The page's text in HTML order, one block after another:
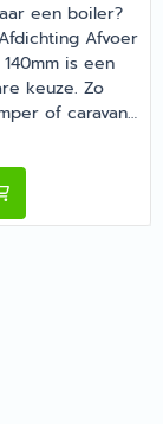
Zwart >2018
een boiler?
Afvoer
is een
keuze. Zo
of caravan
en
dit
online
Recreatie, jouw
voor Truma